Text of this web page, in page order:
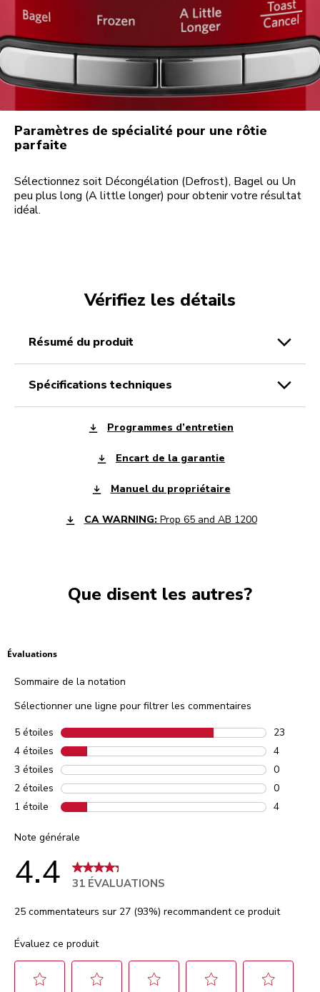
Paramètres de spécialité pour une rôtie
parfaite
Sélectionnez soit Décongélation (Defrost), Bagel ou Un
peu plus long (A little longer) pour obtenir votre résultat
idéal.
Vérifiez les détails
résumé du produit
spécifications techniques
Programmes d’entretien
Encart de la garantie
Manuel du propriétaire
CA WARNING: Prop 65 and AB 1200
Que disent les autres?
Évaluations
Sommaire de la notation
Sélectionner une ligne pour filtrer les commentaires
5 étoiles étoiles
23
23
4 étoiles étoiles
4
4
3 étoiles étoiles
0
0
2 étoiles étoiles
0
0
1 étoile étoiles
4
Note générale
4.4 31 ÉVALUATIONS
25 commentateurs sur 27 (93%) recommandent ce produit
Évaluez ce produit